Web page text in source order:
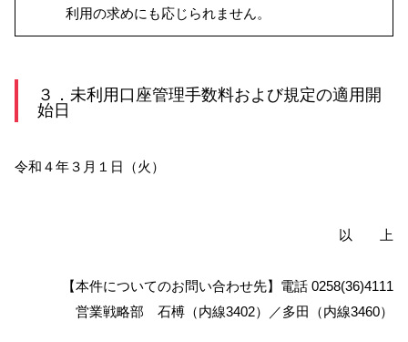
利用の求めにも応じられません。
３．未利用口座管理手数料および規定の適用開
始日
令和４年３月１日（火）
以 上
【本件についてのお問い合わせ先】電話 0258(36)4111
営業戦略部 石榑（内線3402）／多田（内線3460）